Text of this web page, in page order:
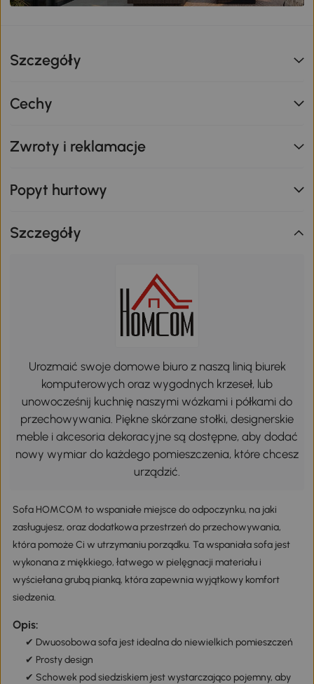
Szczegóły
Cechy
Zwroty i reklamacje
Popyt hurtowy
Szczegóły
Urozmaić swoje domowe biuro z naszą linią biurek
komputerowych oraz wygodnych krzeseł, lub
unowocześnij kuchnię naszymi wózkami i półkami do
przechowywania. Piękne skórzane stołki, designerskie
meble i akcesoria dekoracyjne są dostępne, aby dodać
nowy wymiar do każdego pomieszczenia, które chcesz
urządzić.
Sofa HOMCOM to wspaniałe miejsce do odpoczynku, na jaki
zasługujesz, oraz dodatkowa przestrzeń do przechowywania,
która pomoże Ci w utrzymaniu porządku. Ta wspaniała sofa jest
wykonana z miękkiego, łatwego w pielęgnacji materiału i
wyściełana grubą pianką, która zapewnia wyjątkowy komfort
siedzenia.
Opis:
✔ Dwuosobowa sofa jest idealna do niewielkich pomieszczeń
✔ Prosty design
✔ Schowek pod siedziskiem jest wystarczająco pojemny, aby